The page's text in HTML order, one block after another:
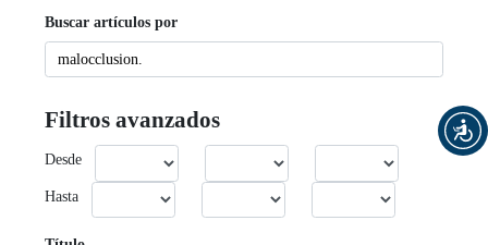
Buscar artículos por
Filtros avanzados
Desde
Hasta